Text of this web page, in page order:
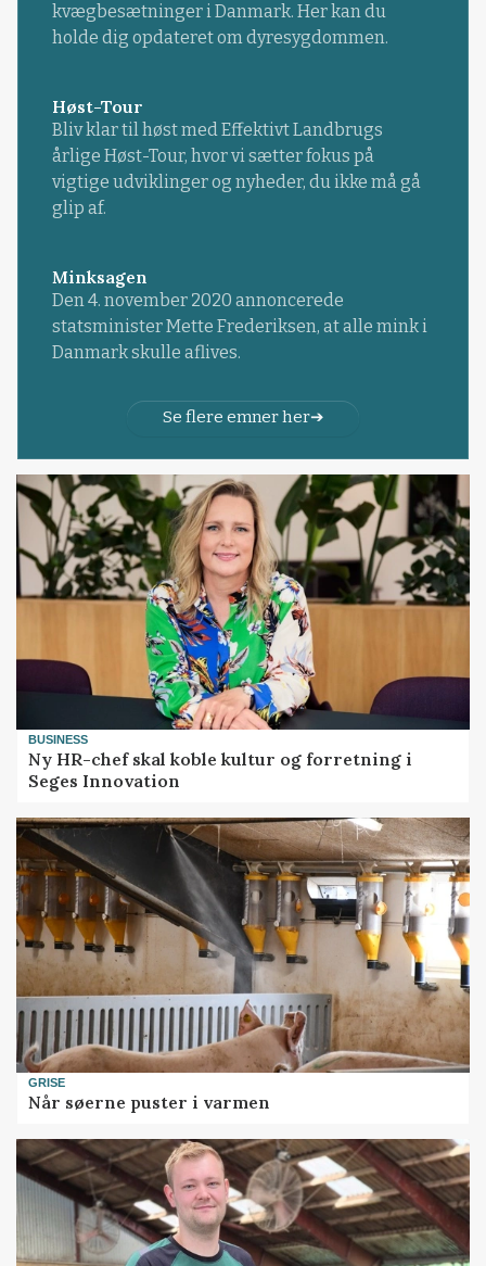
kvægbesætninger i Danmark. Her kan du
holde dig opdateret om dyresygdommen.
Høst-Tour
Bliv klar til høst med Effektivt Landbrugs
årlige Høst-Tour, hvor vi sætter fokus på
vigtige udviklinger og nyheder, du ikke må gå
glip af.
Minksagen
Den 4. november 2020 annoncerede
statsminister Mette Frederiksen, at alle mink i
Danmark skulle aflives.
Se flere emner her
BUSINESS
Ny HR-chef skal koble kultur og forretning i
Seges Innovation
GRISE
Når søerne puster i varmen